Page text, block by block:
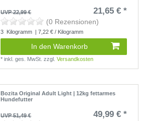
UVP 22,99 € 21,65 € *
(0 Rezensionen)
3 Kilogramm | 7,22 € / Kilogramm
In den Warenkorb
*inkl. ges. MwSt. zzgl.Versandkosten
Bozita Original Adult Light | 12kg fettarmes
Hundefutter
UVP 51,49 € 49,99 € *